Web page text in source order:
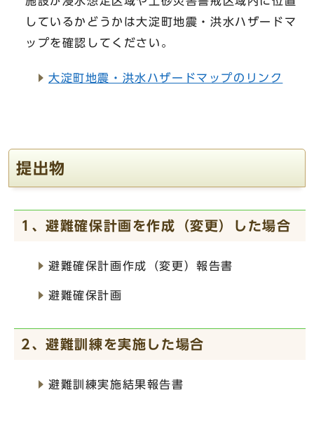
しているかどうかは大淀町地震・洪水ハザードマ
ップを確認してください。
大淀町地震・洪水ハザードマップのリンク
提出物
1、避難確保計画を作成（変更）した場合
避難確保計画作成（変更）報告書
避難確保計画
2、避難訓練を実施した場合
避難訓練実施結果報告書